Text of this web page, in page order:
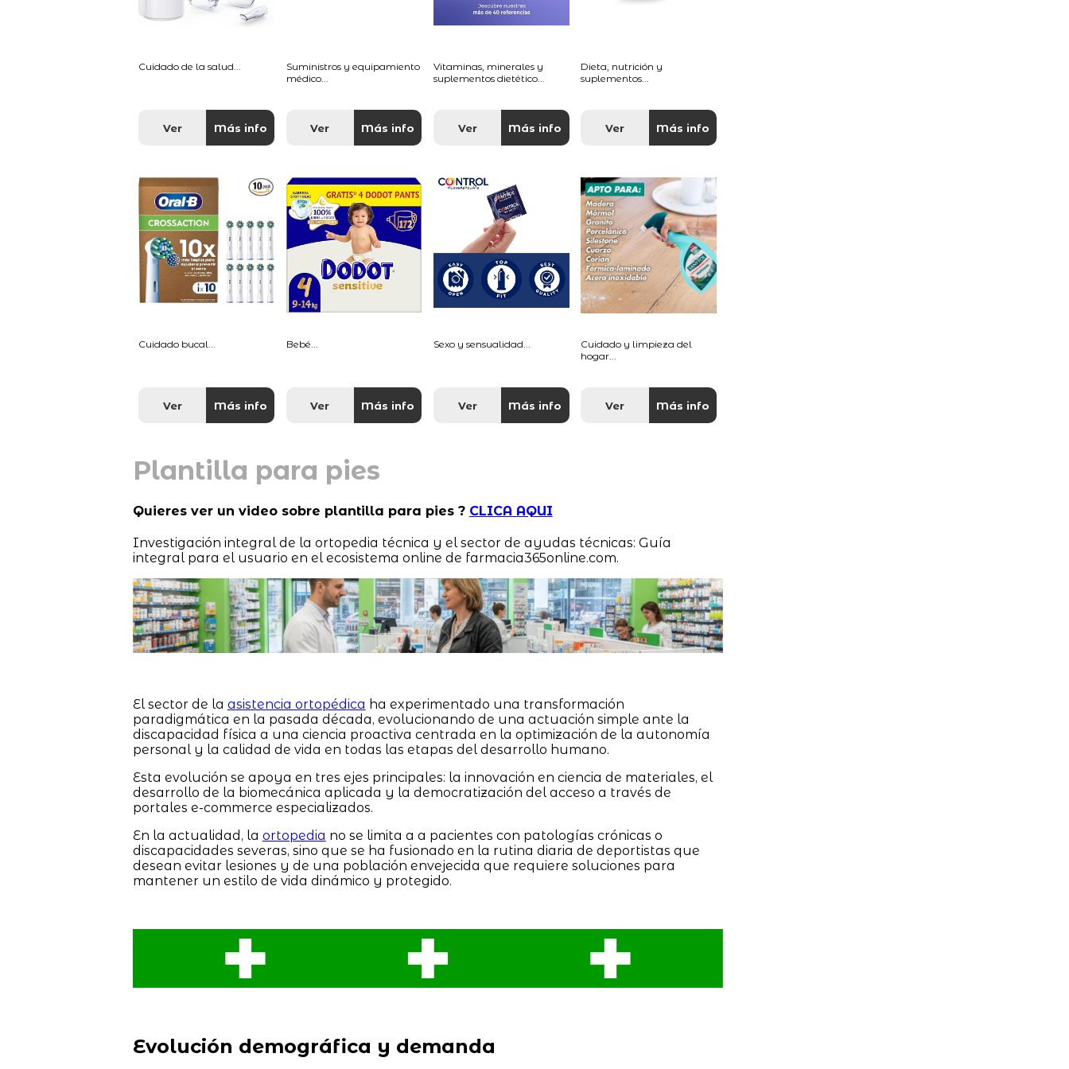
Cuidado de la salud...
Ver Más info
Suministros y equipamiento
médico...
Ver Más info
Vitaminas, minerales y
suplementos dietético...
Ver Más info
Dieta, nutrición y
suplementos...
Ver Más info
Cuidado bucal...
Ver Más info
Bebé...
Ver Más info
Sexo y sensualidad...
Ver Más info
Cuidado y limpieza del
hogar...
Ver Más info
Plantilla para pies
Quieres ver un video sobre plantilla para pies ? CLICA AQUI
Investigación integral de la ortopedia técnica y el sector de ayudas técnicas: Guía
integral para el usuario en el ecosistema online de farmacia365online.com.
El sector de la asistencia ortopédica ha experimentado una transformación
paradigmática en la pasada década, evolucionando de una actuación simple ante la
discapacidad física a una ciencia proactiva centrada en la optimización de la autonomía
personal y la calidad de vida en todas las etapas del desarrollo humano.
Esta evolución se apoya en tres ejes principales: la innovación en ciencia de materiales, el
desarrollo de la biomecánica aplicada y la democratización del acceso a través de
portales e-commerce especializados.
En la actualidad, la ortopedia no se limita a a pacientes con patologías crónicas o
discapacidades severas, sino que se ha fusionado en la rutina diaria de deportistas que
desean evitar lesiones y de una población envejecida que requiere soluciones para
mantener un estilo de vida dinámico y protegido.
Evolución demográfica y demanda